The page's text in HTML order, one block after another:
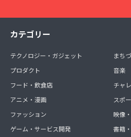
カテゴリー
テクノロジー・ガジェット
プロダクト
フード・飲食店
アニメ・漫画
ファッション
ゲーム・サービス開発
まち
音楽
チャ
スポ
映像
書籍